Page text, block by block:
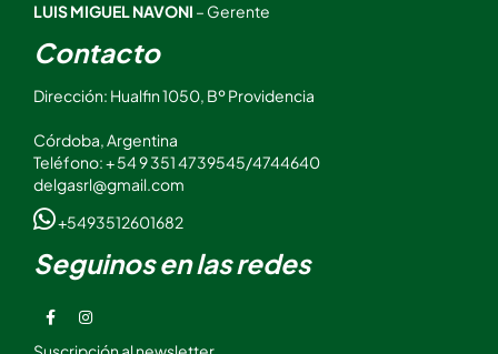
LUIS MIGUEL NAVONI – Gerente
Contacto
Dirección: Hualfin 1050, Bº Providencia
Córdoba, Argentina
Teléfono: + 54 9 351 4739545/4744640
delgasrl@gmail.com
+5493512601682
Seguinos en las redes